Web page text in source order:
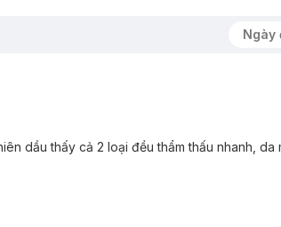
Ngày
dầu thấy cả 2 loại đều thẩm thấu nhanh, da